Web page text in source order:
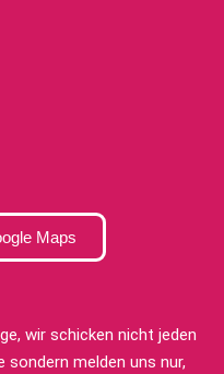
Maps
wir schicken nicht jeden
sondern melden uns nur,